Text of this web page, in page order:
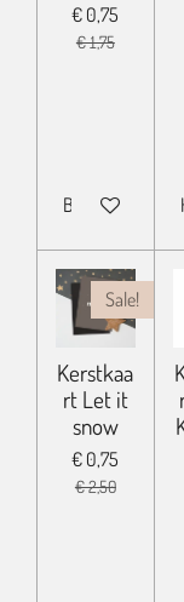
€ 0,75
€ 1,75
Bekijk details
Sale!
Kerstkaa
rt Let it
snow
€ 0,75
€ 2,50